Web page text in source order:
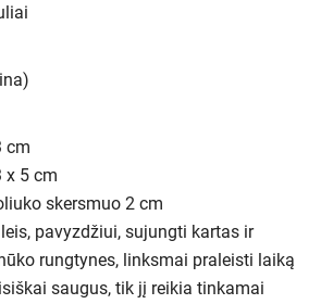
cm
x 5 cm
skersmuo 2 cm
pavyzdžiui, sujungti kartas ir
rungtynes, linksmai praleisti laiką
saugus, tik jį reikia tinkamai